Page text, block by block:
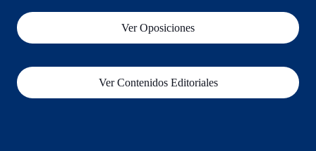
Ver Oposiciones
Ver Contenidos Editoriales